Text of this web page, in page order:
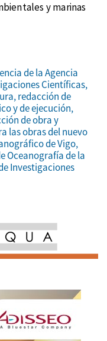
y marinas
de la Agencia
Científicas,
redacción de
y de ejecución,
de obra y
las obras del nuevo
de Vigo,
Oceanografía de la
Investigaciones